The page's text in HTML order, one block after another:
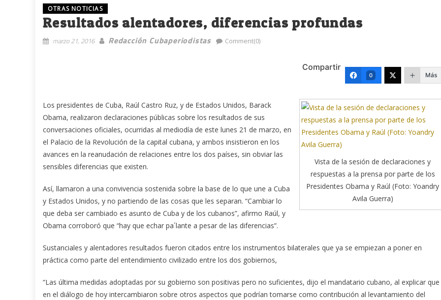
OTRAS NOTICIAS
Resultados alentadores, diferencias profundas
marzo 21, 2016 Redacción Cubaperiodistas Comment(0)
Compartir
0 Más
Vista de la sesión de declaraciones y
respuestas a la prensa por parte de los
Presidentes Obama y Raúl (Foto: Yoandry
Avila Guerra)
Los presidentes de Cuba, Raúl Castro Ruz, y de Estados Unidos, Barack
Obama, realizaron declaraciones públicas sobre los resultados de sus
conversaciones oficiales, ocurridas al mediodía de este lunes 21 de marzo, en
el Palacio de la Revolución de la capital cubana, y ambos insistieron en los
avances en la reanudación de relaciones entre los dos países, sin obviar las
sensibles diferencias que existen.
Así, llamaron a una convivencia sostenida sobre la base de lo que une a Cuba
y Estados Unidos, y no partiendo de las cosas que les separan. “Cambiar lo
que deba ser cambiado es asunto de Cuba y de los cubanos”, afirmo Raúl, y
Obama corroboró que “hay que echar pa´lante a pesar de las diferencias”.
Sustanciales y alentadores resultados fueron citados entre los instrumentos bilaterales que ya se empiezan a poner en
práctica como parte del entendimiento civilizado entre los dos gobiernos,
“Las última medidas adoptadas por su gobierno son positivas pero no suficientes, dijo el mandatario cubano, al explicar que
en el diálogo de hoy intercambiaron sobre otros aspectos que podrían tomarse como contribución al levantamiento del